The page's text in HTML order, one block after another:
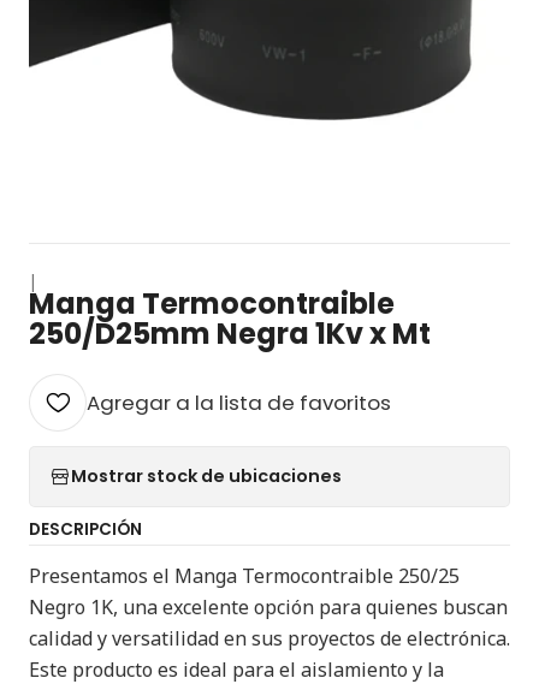
|
Manga Termocontraible
250/D25mm Negra 1Kv x Mt
Agregar a la lista de favoritos
Mostrar stock de ubicaciones
DESCRIPCIÓN
Presentamos el Manga Termocontraible 250/25
Negro 1K, una excelente opción para quienes buscan
calidad y versatilidad en sus proyectos de electrónica.
Este producto es ideal para el aislamiento y la